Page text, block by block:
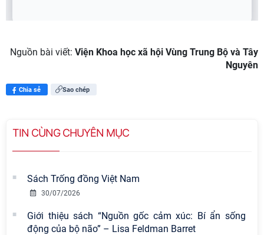
Nguồn bài viết: Viện Khoa học xã hội Vùng Trung Bộ và Tây
Nguyên
Chia sẻ Sao chép
TIN CÙNG CHUYÊN MỤC
Sách Trống đồng Việt Nam
30/07/2026
Giới thiệu sách “Nguồn gốc cảm xúc: Bí ẩn sống
động của bộ não” – Lisa Feldman Barret